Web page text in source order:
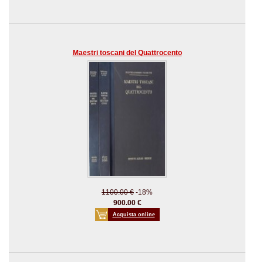
Maestri toscani del Quattrocento
1100.00 € -18%
900.00 €
Acquista online